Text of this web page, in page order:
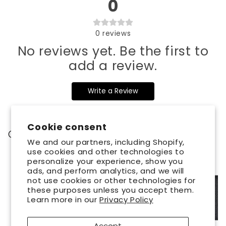
Cookie consent
We and our partners, including Shopify,
use cookies and other technologies to
personalize your experience, show you
ads, and perform analytics, and we will
not use cookies or other technologies for
these purposes unless you accept them.
Learn more in ourPrivacy Policy
0
0 reviews
No reviews yet. Be the first to
add a review.
Write a Review
Customers who bought this also bought